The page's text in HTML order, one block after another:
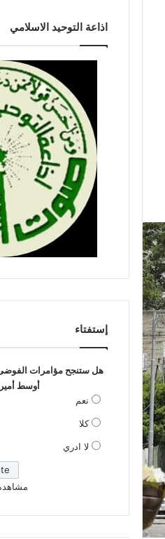
اذاعة التوحيد الاسلامي
إستفتاء
هل ستنجح مؤامرات الفوضى
أوسط
نعم
كلا
لا ادري
مشاهدة